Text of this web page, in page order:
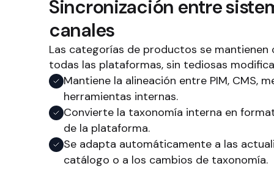
Sincronización entre
canales
Las categorías de productos se mantienen
todas las plataformas, sin tediosas
Mantiene la alineación entre PIM, CMS,
herramientas internas.
Convierte la taxonomía interna en
de la plataforma.
Se adapta automáticamente a las
catálogo o a los cambios de taxonomía.